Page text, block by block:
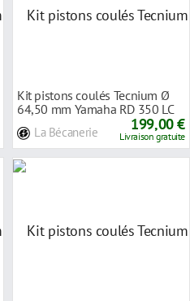
Kit pistons coulés Tecnium Ø
64,50 mm Yamaha RD 350 LC
La Bécanerie 199,00 €
Livraison gratuite